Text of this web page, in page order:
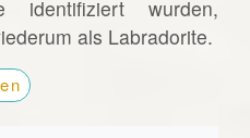
identifiziert wurden,
als Labradorite.